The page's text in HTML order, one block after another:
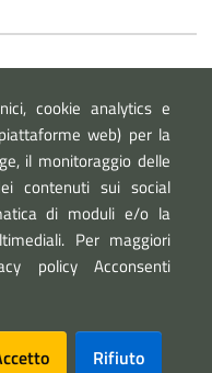
dei nuovi volontari
cookie analytics e
web) per la
il monitoraggio delle
contenuti sui social
di moduli e/o la
Per maggiori
policy Acconsenti
Rifiuto